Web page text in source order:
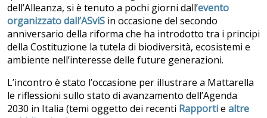
dell’Alleanza, si è tenuto a pochi giorni dall’evento
organizzato dall’ASviS in occasione del secondo
anniversario della riforma che ha introdotto tra i principi
della Costituzione la tutela di biodiversità, ecosistemi e
ambiente nell’interesse delle future generazioni.
L’incontro è stato l’occasione per illustrare a Mattarella
le riflessioni sullo stato di avanzamento dell’Agenda
2030 in Italia (temi oggetto dei recenti Rapportie altre